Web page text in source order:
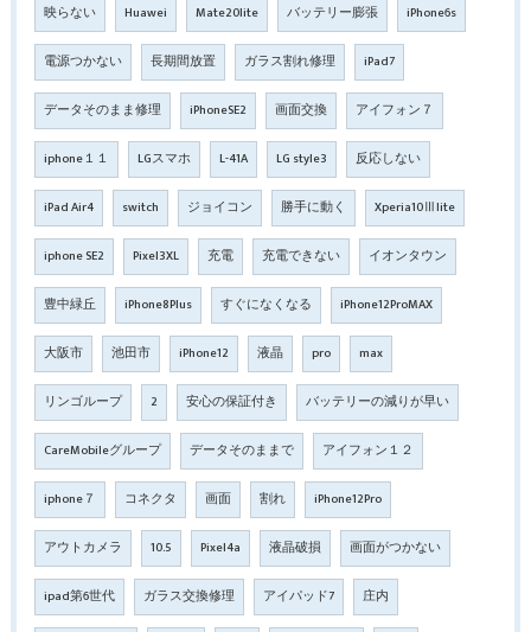
映らない Huawei Mate20lite バッテリー膨張 iPhone6s
電源つかない 長期間放置 ガラス割れ修理 iPad7
データそのまま修理 iPhoneSE2 画面交換 アイフォン７
iphone１１ LGスマホ L-41A LG style3 反応しない
iPad Air4 switch ジョイコン 勝手に動く Xperia10Ⅲlite
iphone SE2 Pixel3XL 充電 充電できない イオンタウン
豊中緑丘 iPhone8Plus すぐになくなる iPhone12ProMAX
大阪市 池田市 iPhone12 液晶 pro max
リンゴループ 2 安心の保証付き バッテリーの減りが早い
CareMobileグループ データそのままで アイフォン１２
iphone７ コネクタ 画面 割れ iPhone12Pro
アウトカメラ 10.5 Pixel4a 液晶破損 画面がつかない
ipad第6世代 ガラス交換修理 アイパッド7 庄内